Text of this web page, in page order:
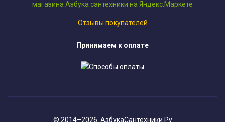
Отзывы покупателей
Принимаем к оплате
© 2014–2026. АзбукаСантехники.Ру